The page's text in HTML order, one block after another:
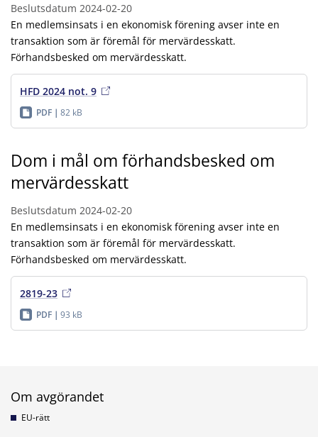
Beslutsdatum 2024-02-20
En medlemsinsats i en ekonomisk förening avser inte en
transaktion som är föremål för mervärdesskatt.
Förhandsbesked om mervärdesskatt.
HFD 2024 not. 9
PDF 82 kB
Dom i mål om förhandsbesked om
mervärdesskatt
Beslutsdatum 2024-02-20
En medlemsinsats i en ekonomisk förening avser inte en
transaktion som är föremål för mervärdesskatt.
Förhandsbesked om mervärdesskatt.
2819-23
PDF 93 kB
Om avgörandet
EU-rätt